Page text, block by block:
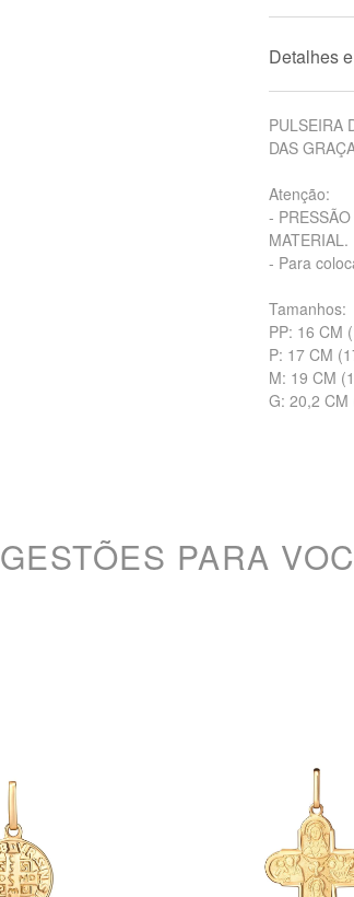
Detalhes
PULSEIRA
DAS
Atenção:
-
MATERIAL.
- Para
Tamanhos:
PP: 16 CM
P: 17 CM
M: 19 CM
G: 20,2 CM
PARA